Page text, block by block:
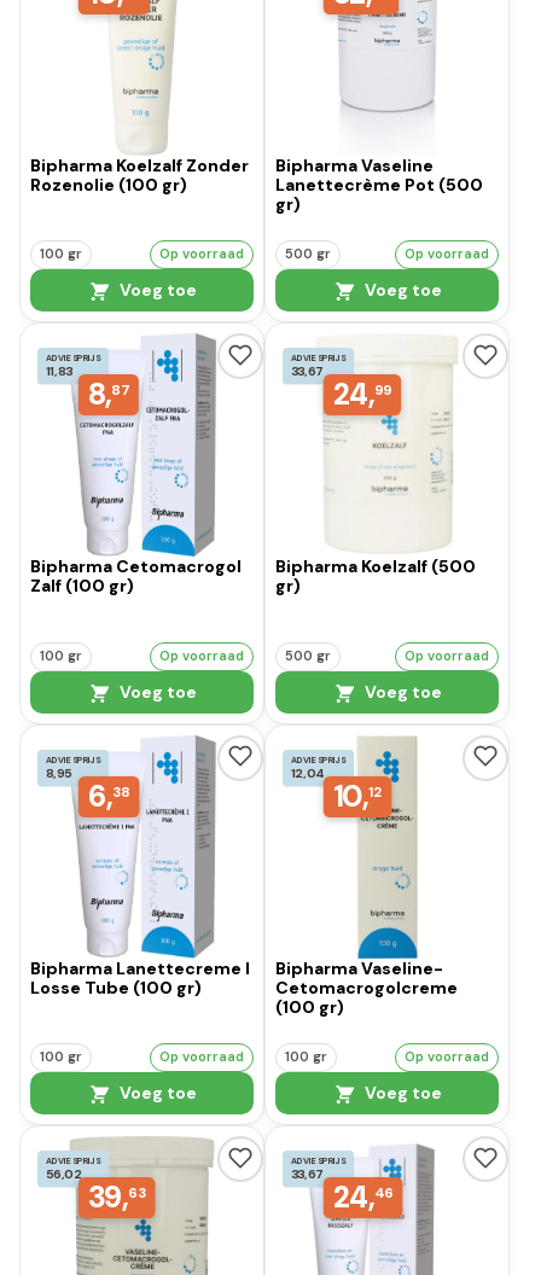
Bipharma Koelzalf Zonder
Rozenolie (100 gr)
100 gr Op voorraad
Voeg toe
Bipharma Vaseline
Lanettecrème Pot (500
gr)
500 gr Op voorraad
Voeg toe
ADVIESPRIJS
11,83
8,87
Bipharma Cetomacrogol
Zalf (100 gr)
100 gr Op voorraad
Voeg toe
ADVIESPRIJS
33,67
24,99
Bipharma Koelzalf (500
gr)
500 gr Op voorraad
Voeg toe
ADVIESPRIJS
8,95
6,38
Bipharma Lanettecreme I
Losse Tube (100 gr)
100 gr Op voorraad
Voeg toe
ADVIESPRIJS
12,04
10,12
Bipharma Vaseline-
Cetomacrogolcreme
(100 gr)
100 gr Op voorraad
Voeg toe
ADVIESPRIJS
56,02
39,63
ADVIESPRIJS
33,67
24,46